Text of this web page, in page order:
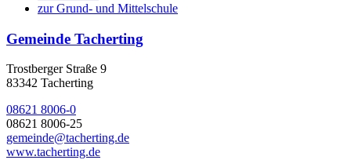
zur Grund- und Mittelschule
Gemeinde Tacherting
Trostberger Straße 9
83342 Tacherting
08621 8006-0
08621 8006-25
gemeinde@tacherting.de
www.tacherting.de